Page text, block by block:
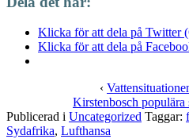
Klicka för att dela på Twitter
Klicka för att dela på
‹
Kirstenbosch populära
Publicerad i Uncategorized Taggar:
Sydafrika, Lufthansa